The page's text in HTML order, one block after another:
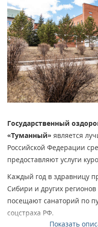
Государственный
«Туманный» является
Российской Федерации
предоставляют услуги
Каждый год в здравницу
Сибири и других
посещают санаторий по
соцстраха РФ.
Показать